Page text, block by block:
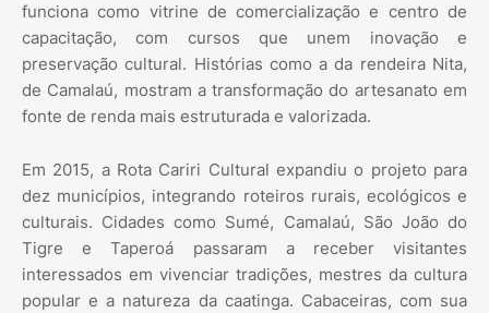
funciona como vitrine de comercialização e centro de
capacitação, com cursos que unem inovação e
preservação cultural. Histórias como a da rendeira Nita,
de Camalaú, mostram a transformação do artesanato em
fonte de renda mais estruturada e valorizada.
Em 2015, a Rota Cariri Cultural expandiu o projeto para
dez municípios, integrando roteiros rurais, ecológicos e
culturais. Cidades como Sumé, Camalaú, São João do
Tigre e Taperoá passaram a receber visitantes
interessados em vivenciar tradições, mestres da cultura
popular e a natureza da caatinga. Cabaceiras, com sua